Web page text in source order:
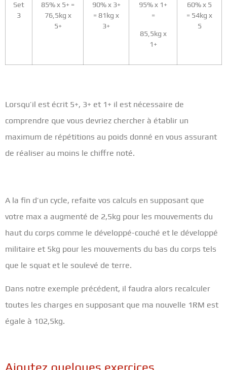
Set
3
85% x 5+ =
76,5kg x
5+
90% x 3+
= 81kg x
3+
95% x 1+
=
85,5kg x
1+
60% x 5
= 54kg x
5
Lorsqu’il est écrit 5+, 3+ et 1+ il est nécessaire de
comprendre que vous devriez chercher à établir un
maximum de répétitions au poids donné en vous assurant
de réaliser au moins le chiffre noté.
A la fin d’un cycle, refaite vos calculs en supposant que
votre max a augmenté de 2,5kg pour les mouvements du
haut du corps comme le développé-couché et le développé
militaire et 5kg pour les mouvements du bas du corps tels
que le squat et le soulevé de terre.
Dans notre exemple précédent, il faudra alors recalculer
toutes les charges en supposant que ma nouvelle 1RM est
égale à 102,5kg.
Ajoutez quelques exercices